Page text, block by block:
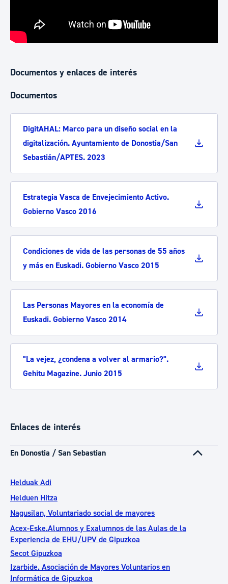
Documentos y enlaces de interés
Documentos
DigitAHAL: Marco para un diseño social en la
digitalización. Ayuntamiento de Donostia/San
Sebastián/APTES. 2023
Estrategia Vasca de Envejecimiento Activo.
Gobierno Vasco 2016
Condiciones de vida de las personas de 55 años
y más en Euskadi. Gobierno Vasco 2015
Las Personas Mayores en la economía de
Euskadi. Gobierno Vasco 2014
"La vejez, ¿condena a volver al armario?".
Gehitu Magazine. Junio 2015
Enlaces de interés
En Donostia / San Sebastian
Helduak Adi
Helduen Hitza
Nagusilan, Voluntariado social de mayores
Acex-Eske.Alumnos y Exalumnos de las Aulas de la
Experiencia de EHU/UPV de Gipuzkoa
Secot Gipuzkoa
Izarbide. Asociación de Mayores Voluntarios en
Informática de Gipuzkoa